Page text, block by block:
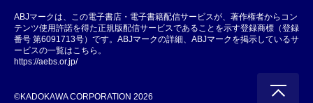
ABJマークは、この電子書店・電子書籍配信サービスが、著作権者からコン
テンツ使用許諾を得た正規版配信サービスであることを示す登録商標（登録
番号 第6091713号）です。ABJマークの詳細、ABJマークを掲示しているサ
ービスの一覧はこちら。
https://aebs.or.jp/
©KADOKAWA CORPORATION 2026